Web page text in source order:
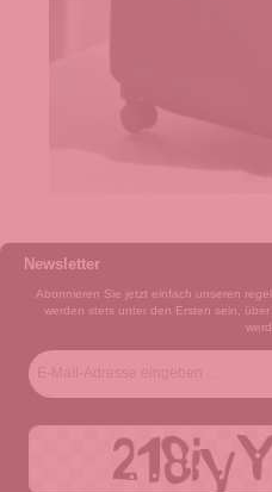
Newsletter
Abonnieren Sie jetzt einfach unseren
werden stets unter den Ersten sein,